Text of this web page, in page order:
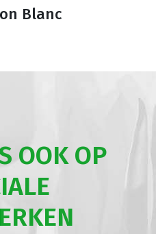
Blanc
OOK OP